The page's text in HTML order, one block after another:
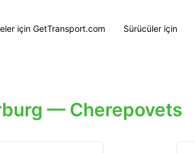
için GetTransport.com Sürücüler için
— Cherepovets